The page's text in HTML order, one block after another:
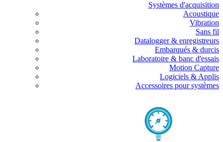
Systèmes d'acquisition
Acoustique
Vibration
Sans fil
Datalogger & enregistreurs
Embarqués & durcis
Laboratoire & banc d'essais
Motion Capture
Logiciels & Applis
Accessoires pour systèmes